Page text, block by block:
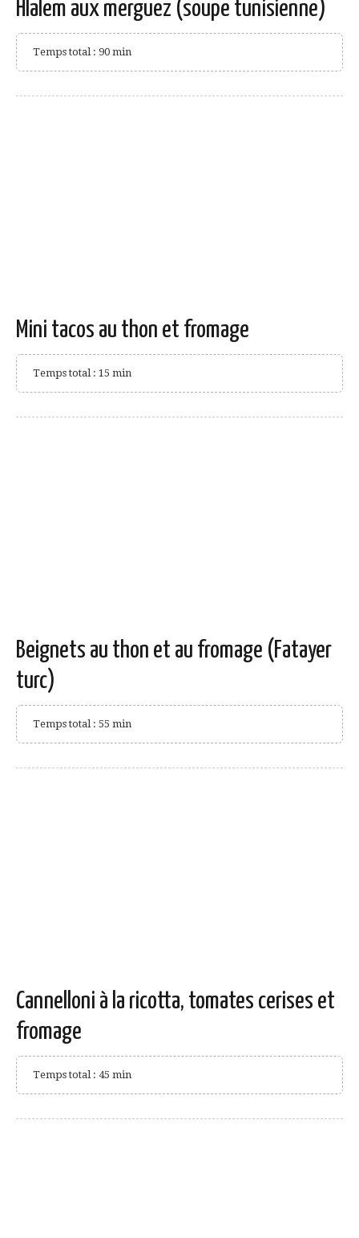
Hlalem aux merguez (soupe tunisienne)
Temps total : 90 min
Mini tacos au thon et fromage
Temps total : 15 min
Beignets au thon et au fromage (Fatayer
turc)
Temps total : 55 min
Cannelloni à la ricotta, tomates cerises et
fromage
Temps total : 45 min